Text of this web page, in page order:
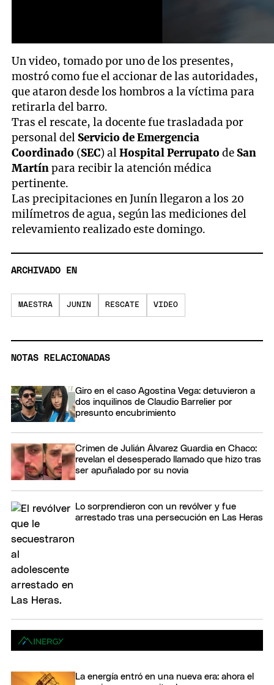
Un video, tomado por uno de los presentes,
mostró como fue el accionar de las autoridades,
que ataron desde los hombros a la víctima para
retirarla del barro.
Tras el rescate, la docente fue trasladada por
personal del Servicio de Emergencia
Coordinado (SEC) alHospital Perrupatode San
Martínpara recibir la atención médica
pertinente.
Las precipitaciones en Junín llegaron a los 20
milímetros de agua, según las mediciones del
relevamiento realizado este domingo.
ARCHIVADO EN
MAESTRA JUNIN RESCATE VIDEO
NOTAS RELACIONADAS
Giro en el caso Agostina Vega: detuvieron a
dos inquilinos de Claudio Barrelier por
presunto encubrimiento
Crimen de Julián Álvarez Guardia en Chaco:
revelan el desesperado llamado que hizo tras
ser apuñalado por su novia
Lo sorprendieron con un revólver y fue
arrestado tras una persecución en Las Heras
La energía entró en una nueva era: ahora el